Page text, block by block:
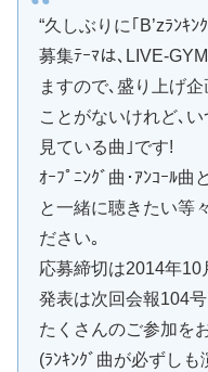
“久しぶりに｢B’zﾗﾝｷﾝ
募集ﾃｰﾏは､LIVE-
ますので､盛り上げ
ことがないけれど､
見ている曲｣です!
ｵｰﾌﾟﾆﾝｸﾞ曲･ｱﾝｺｰﾙ
と一緒に聴きたい等
ださい｡
応募締切は2014年10
発表は次回会報104
たくさんのご参加を
(ﾗﾝｷﾝｸﾞ曲が必ずし